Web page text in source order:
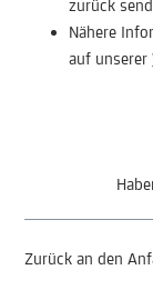
zurück
Nähere
auf unserer
Zurück an den